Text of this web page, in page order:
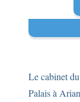
Le cabinet du
Palais à